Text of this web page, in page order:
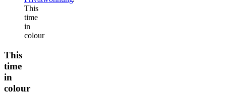
This
time
in
colour
This
time
in
colour